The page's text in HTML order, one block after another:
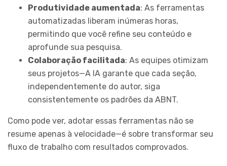
Produtividade aumentada: As ferramentas
automatizadas liberam inúmeras horas,
permitindo que você refine seu conteúdo e
aprofunde sua pesquisa.
Colaboração facilitada: As equipes otimizam
seus projetos—A IA garante que cada seção,
independentemente do autor, siga
consistentemente os padrões da ABNT.
Como pode ver, adotar essas ferramentas não se
resume apenas à velocidade—é sobre transformar seu
fluxo de trabalho com resultados comprovados.